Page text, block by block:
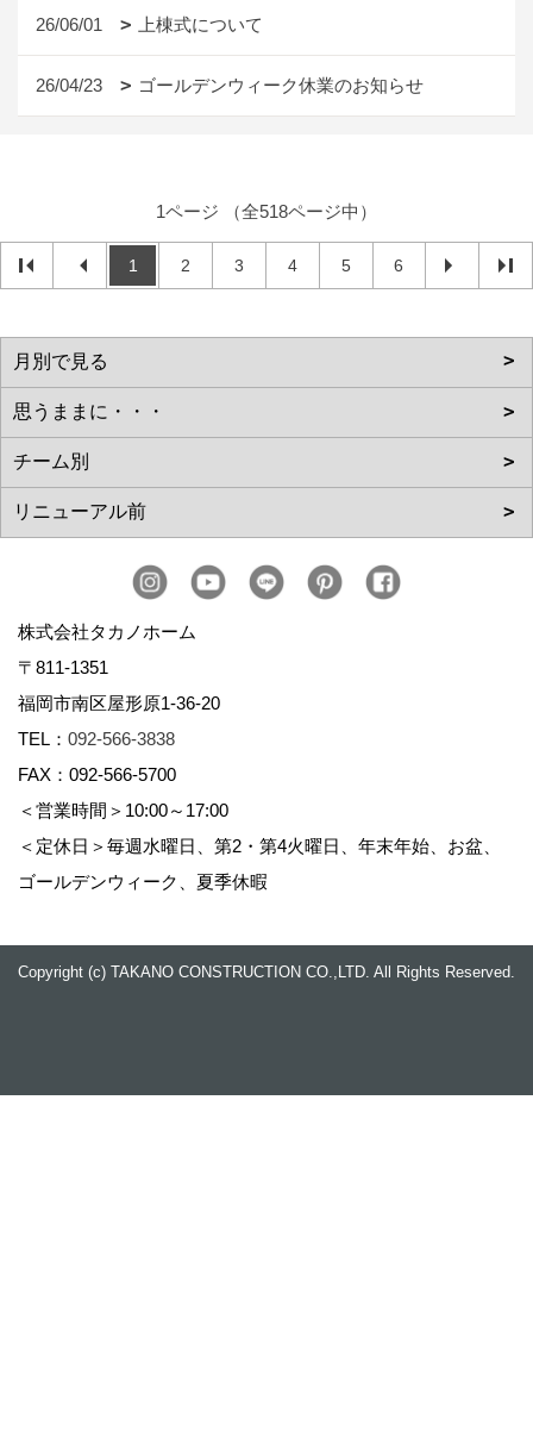
26/06/01 上棟式について
26/04/23 ゴールデンウィーク休業のお知らせ
1ページ （全518ページ中）
1 2 3 4 5 6
株式会社タカノホーム
〒811-1351
福岡市南区屋形原1-36-20
TEL： 092-566-3838
FAX：092-566-5700
＜営業時間＞10:00～17:00
＜定休日＞毎週水曜日、第2・第4火曜日、年末年始、お盆、
ゴールデンウィーク、夏季休暇
Copyright (c) TAKANO CONSTRUCTION CO.,LTD. All Rights Reserved.